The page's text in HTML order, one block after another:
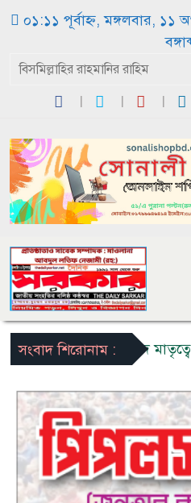
০১:১১ পূর্বাহ্ন, মঙ্গলবার, ১১
সংবাদ শিরোনাম :নিরাপদ মাতৃত্বে